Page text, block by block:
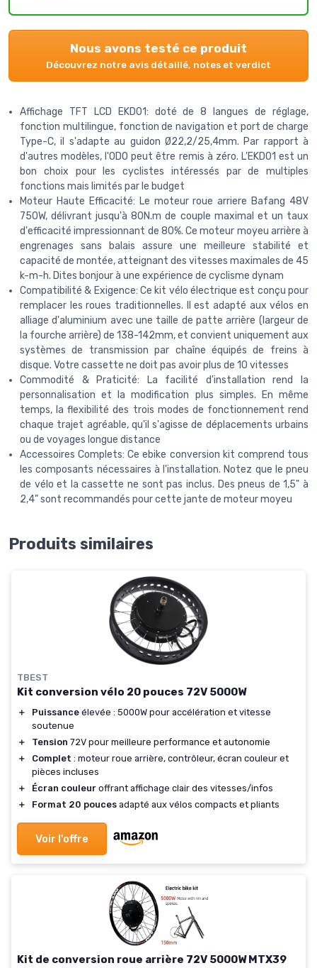
Nous avons testé ce produit
Découvrez notre avis détaillé, notes et verdict
Affichage TFT LCD EKD01: doté de 8 langues de réglage,
fonction multilingue, fonction de navigation et port de charge
Type-C, il s'adapte au guidon Ø22,2/25,4mm. Par rapport à
d'autres modèles, l'ODO peut être remis à zéro. L'EKD01 est un
bon choix pour les cyclistes intéressés par de multiples
fonctions mais limités par le budget
Moteur Haute Efficacité: Le moteur roue arriere Bafang 48V
750W, délivrant jusqu'à 80N.m de couple maximal et un taux
d'efficacité impressionnant de 80%. Ce moteur moyeu arrière à
engrenages sans balais assure une meilleure stabilité et
capacité de montée, atteignant des vitesses maximales de 45
k-m-h. Dites bonjour à une expérience de cyclisme dynam
Compatibilité & Exigence: Ce kit vélo électrique est conçu pour
remplacer les roues traditionnelles. Il est adapté aux vélos en
alliage d'aluminium avec une taille de patte arrière (largeur de
la fourche arrière) de 138-142mm, et convient uniquement aux
systèmes de transmission par chaîne équipés de freins à
disque. Votre cassette ne doit pas avoir plus de 10 vitesses
Commodité & Praticité: La facilité d'installation rend la
personnalisation et la modification plus simples. En même
temps, la flexibilité des trois modes de fonctionnement rend
chaque trajet agréable, qu'il s'agisse de déplacements urbains
ou de voyages longue distance
Accessoires Complets: Ce ebike conversion kit comprend tous
les composants nécessaires à l'installation. Notez que le pneu
de vélo et la cassette ne sont pas inclus. Des pneus de 1,5" à
2,4" sont recommandés pour cette jante de moteur moyeu
Produits similaires
TBEST
Kit conversion vélo 20 pouces 72V 5000W
＋ Puissance élevée : 5000W pour accélération et vitesse
soutenue
＋
Tension 72V pour meilleure performance et autonomie
＋
Complet : moteur roue arrière, contrôleur, écran couleur et
pièces incluses
＋
Écran couleur offrant affichage clair des vitesses/infos
＋
Format 20 pouces adapté aux vélos compacts et pliants
Voir l'offre
Kit de conversion roue arrière 72V 5000W MTX39